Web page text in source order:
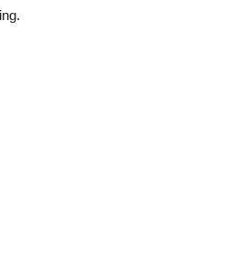
anmeldelse